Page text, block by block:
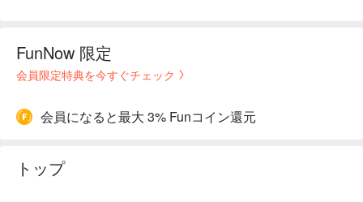
FunNow 限定
会員限定特典を今すぐチェック
会員になると最大 3% Funコイン還元
トップ